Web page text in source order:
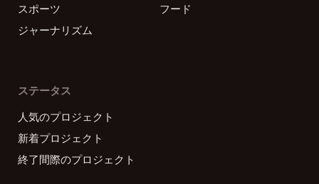
スポーツ
フード
ジャーナリズム
ステータス
人気のプロジェクト
新着プロジェクト
終了間際のプロジェクト